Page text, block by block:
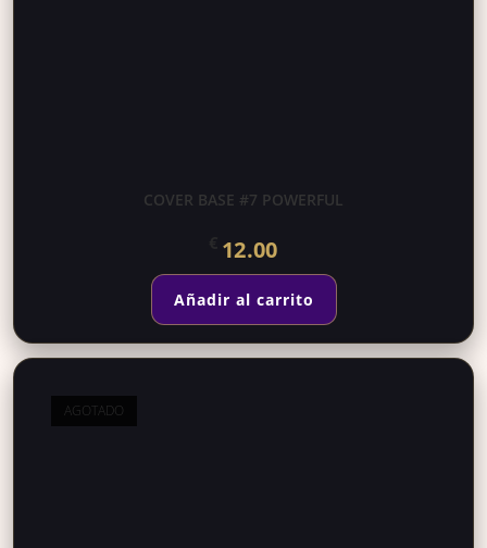
COVER BASE #7 POWERFUL
12.00
Añadir al carrito
AGOTADO